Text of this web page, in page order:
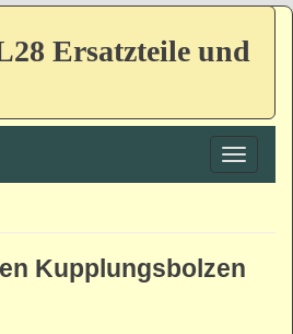
Ersatzteile und
Toggle
Kupplungsbolzen